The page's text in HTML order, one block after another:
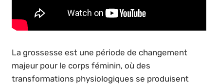
La grossesse est une période de changement
majeur pour le corps féminin, où des
transformations physiologiques se produisent